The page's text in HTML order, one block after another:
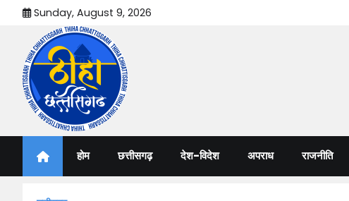
content
Sunday, August 9, 2026
Thiha Chhattisgarh
होम छत्तीसगढ़ देश-विदेश अपराध राजनीति